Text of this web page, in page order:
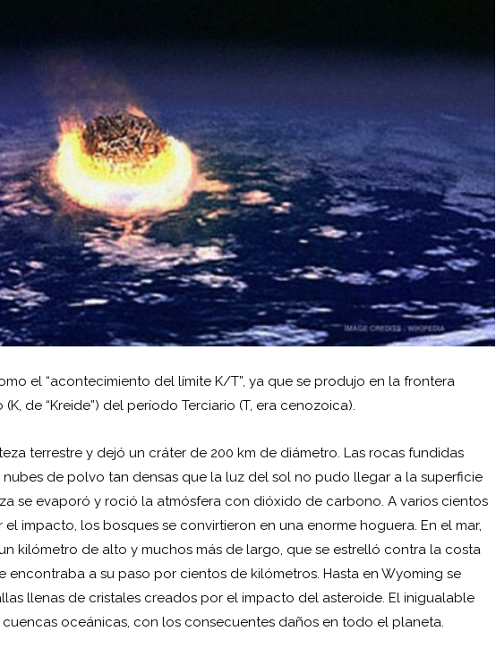
el “acontecimiento del límite K/T”, ya que se produjo en la frontera
de “Kreide”) del período Terciario (T, era cenozoica).
terrestre y dejó un cráter de 200 km de diámetro. Las rocas fundidas
de polvo tan densas que la luz del sol no pudo llegar a la superficie
se evaporó y roció la atmósfera con dióxido de carbono. A varios cientos
impacto, los bosques se convirtieron en una enorme hoguera. En el mar,
kilómetro de alto y muchos más de largo, que se estrelló contra la costa
a su paso por cientos de kilómetros. Hasta en Wyoming se
llenas de cristales creados por el impacto del asteroide. El inigualable
oceánicas, con los consecuentes daños en todo el planeta.